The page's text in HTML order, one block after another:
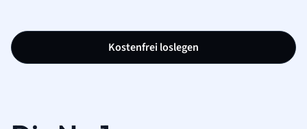
Kostenfrei loslegen